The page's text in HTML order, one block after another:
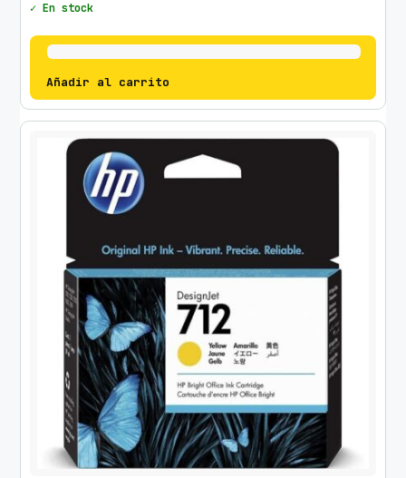
✓ En stock
Añadir al carrito